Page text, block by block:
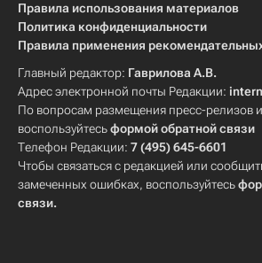
Правила использования материалов
Политика конфиденциальности
Правила применения
Главный редактор: Гаврилова А.В.
Адрес электронной почты Редакции:
По вопросам размещения пресс-релизов
воспользуйтесьформой обратной связи
Телефон Редакции: 7 (495) 645-6601
Чтобы связаться с редакцией или
замеченных ошибках, воспользуйтесь
связи.